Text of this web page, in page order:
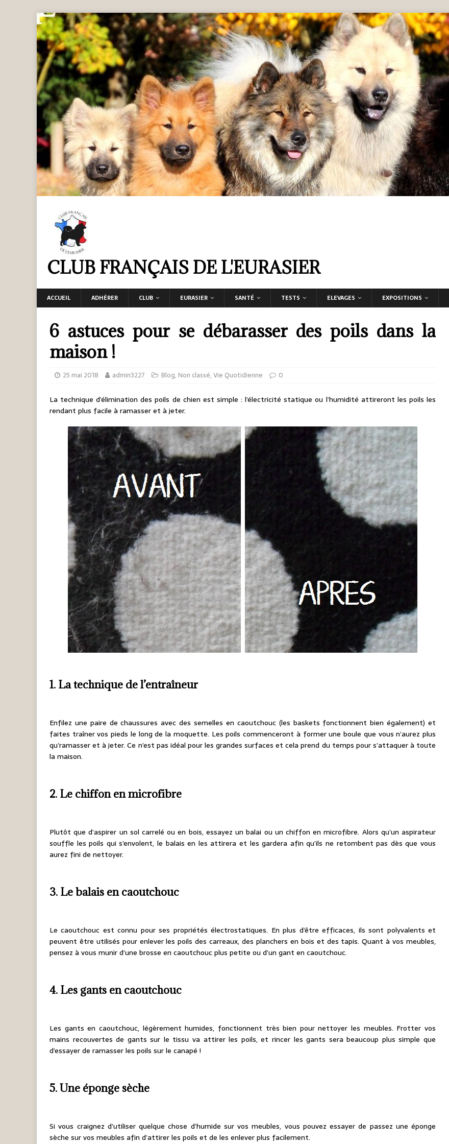
CLUB FRANÇAIS DE L'EURASIER
ACCUEIL ADHÉRER CLUB EURASIER SANTÉ TESTS ELEVAGES EXPOSITIONS
6 astuces pour se débarasser des poils dans la
maison !
25 mai 2018 admin3227 Blog, Non classé,Vie Quotidienne 0
La technique d’élimination des poils de chien est simple : l’électricité statique ou l’humidité attireront les poils les
rendant plus facile à ramasser et à jeter.
1. La technique de l’entraîneur
Enfilez une paire de chaussures avec des semelles en caoutchouc (les baskets fonctionnent bien également) et
faites traîner vos pieds le long de la moquette. Les poils commenceront à former une boule que vous n’aurez plus
qu’ramasser et à jeter. Ce n’est pas idéal pour les grandes surfaces et cela prend du temps pour s’attaquer à toute
la maison.
2. Le chiffon en microfibre
Plutôt que d’aspirer un sol carrelé ou en bois, essayez un balai ou un chiffon en microfibre. Alors qu’un aspirateur
souffle les poils qui s’envolent, le balais en les attirera et les gardera afin qu’ils ne retombent pas dès que vous
aurez fini de nettoyer.
3. Le balais en caoutchouc
Le caoutchouc est connu pour ses propriétés électrostatiques. En plus d’être efficaces, ils sont polyvalents et
peuvent être utilisés pour enlever les poils des carreaux, des planchers en bois et des tapis. Quant à vos meubles,
pensez à vous munir d’une brosse en caoutchouc plus petite ou d’un gant en caoutchouc.
4. Les gants en caoutchouc
Les gants en caoutchouc, légèrement humides, fonctionnent très bien pour nettoyer les meubles. Frotter vos
mains recouvertes de gants sur le tissu va attirer les poils, et rincer les gants sera beaucoup plus simple que
d’essayer de ramasser les poils sur le canapé !
5. Une éponge sèche
Si vous craignez d’utiliser quelque chose d’humide sur vos meubles, vous pouvez essayer de passez une éponge
sèche sur vos meubles afin d’attirer les poils et de les enlever plus facilement.